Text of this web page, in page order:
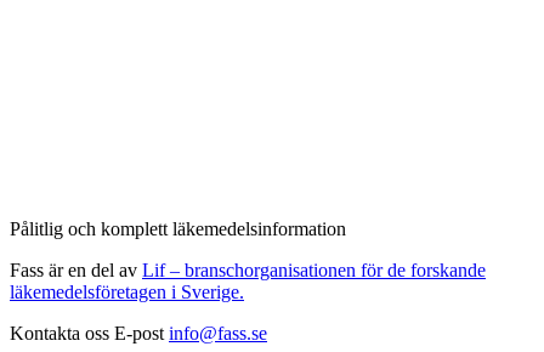
Pålitlig och komplett läkemedelsinformation
Fass är en del av Lif – branschorganisationen för de forskande
läkemedelsföretagen i Sverige.
Kontakta oss E-post info@fass.se